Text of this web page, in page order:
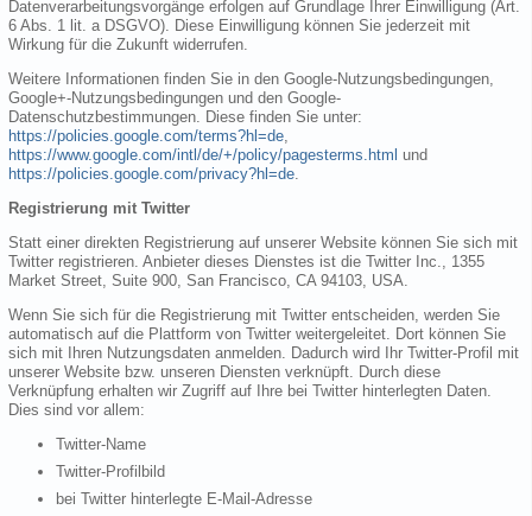
Datenverarbeitungsvorgänge erfolgen auf Grundlage Ihrer Einwilligung (Art.
6 Abs. 1 lit. a DSGVO). Diese Einwilligung können Sie jederzeit mit
Wirkung für die Zukunft widerrufen.
Weitere Informationen finden Sie in den Google-Nutzungsbedingungen,
Google+-Nutzungsbedingungen und den Google-
Datenschutzbestimmungen. Diese finden Sie unter:
https://policies.google.com/terms?hl=de,
https://www.google.com/intl/de/+/policy/pagesterms.html und
https://policies.google.com/privacy?hl=de.
Registrierung mit Twitter
Statt einer direkten Registrierung auf unserer Website können Sie sich mit
Twitter registrieren. Anbieter dieses Dienstes ist die Twitter Inc., 1355
Market Street, Suite 900, San Francisco, CA 94103, USA.
Wenn Sie sich für die Registrierung mit Twitter entscheiden, werden Sie
automatisch auf die Plattform von Twitter weitergeleitet. Dort können Sie
sich mit Ihren Nutzungsdaten anmelden. Dadurch wird Ihr Twitter-Profil mit
unserer Website bzw. unseren Diensten verknüpft. Durch diese
Verknüpfung erhalten wir Zugriff auf Ihre bei Twitter hinterlegten Daten.
Dies sind vor allem:
Twitter-Name
Twitter-Profilbild
bei Twitter hinterlegte E-Mail-Adresse